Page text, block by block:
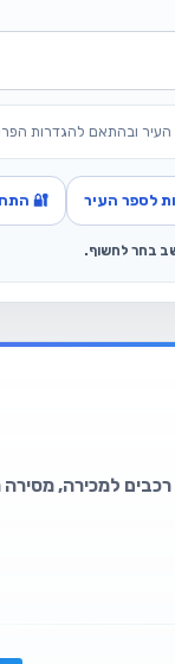
העיר ובהתאם להגדרות
לספר העיר 🔐
בחר לחשוף.
למכירה, מסירה